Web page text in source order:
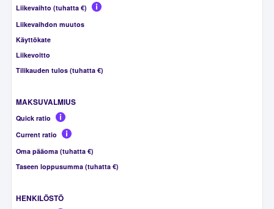
Liikevaihto (tuhatta €)
Liikevaihdon muutos
Käyttökate
Liikevoitto
Tilikauden tulos (tuhatta €)
MAKSUVALMIUS
Quick ratio
Current ratio
Oma pääoma (tuhatta €)
Taseen loppusumma (tuhatta €)
HENKILÖSTÖ